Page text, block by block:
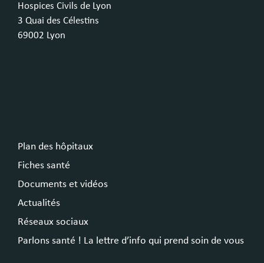
Hospices Civils de Lyon
3 Quai des Célestins
69002 Lyon
Plan des hôpitaux
Fiches santé
Documents et vidéos
Actualités
Réseaux sociaux
Parlons santé ! La lettre d’info qui prend soin de vous